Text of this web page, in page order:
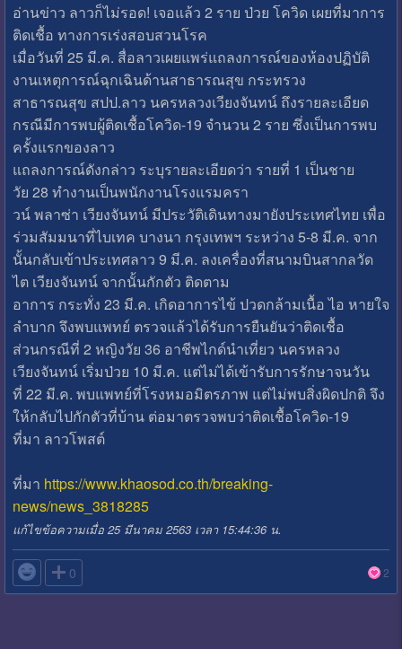
อ่านข่าว ลาวก็ไม่รอด! เจอแล้ว 2 ราย ป่วย โควิด เผยที่มาการ
ติดเชื้อ ทางการเร่งสอบสวนโรค
เมื่อวันที่ 25 มี.ค. สื่อลาวเผยแพร่แถลงการณ์ของห้องปฏิบัติ
งานเหตุการณ์ฉุกเฉินด้านสาธารณสุข กระทรวง
สาธารณสุข สปป.ลาว นครหลวงเวียงจันทน์ ถึงรายละเอียด
กรณีมีการพบผู้ติดเชื้อโควิด-19 จำนวน 2 ราย ซึ่งเป็นการพบ
ครั้งแรกของลาว
แถลงการณ์ดังกล่าว ระบุรายละเอียดว่า รายที่ 1 เป็นชาย
วัย 28 ทำงานเป็นพนักงานโรงแรมครา
วน์ พลาซ่า เวียงจันทน์ มีประวัติเดินทางมายังประเทศไทย เพื่อ
ร่วมสัมมนาที่ไบเทค บางนา กรุงเทพฯ ระหว่าง 5-8 มี.ค. จาก
นั้นกลับเข้าประเทศลาว 9 มี.ค. ลงเครื่องที่สนามบินสากลวัด
ไต เวียงจันทน์ จากนั้นกักตัว ติดตาม
อาการ กระทั่ง 23 มี.ค. เกิดอาการไข้ ปวดกล้ามเนื้อ ไอ หายใจ
ลำบาก จึงพบแพทย์ ตรวจแล้วได้รับการยืนยันว่าติดเชื้อ
ส่วนกรณีที่ 2 หญิงวัย 36 อาชีพไกด์นำเที่ยว นครหลวง
เวียงจันทน์ เริ่มป่วย 10 มี.ค. แต่ไม่ได้เข้ารับการรักษาจนวัน
ที่ 22 มี.ค. พบแพทย์ที่โรงหมอมิตรภาพ แต่ไม่พบสิ่งผิดปกติ จึง
ให้กลับไปกักตัวที่บ้าน ต่อมาตรวจพบว่าติดเชื้อโควิด-19
ที่มา ลาวโพสต์
ที่มา https://www.khaosod.co.th/breaking-
news/news_3818285
แก้ไขข้อความเมื่อ 25 มีนาคม 2563 เวลา 15:44:36 น.
 0 2